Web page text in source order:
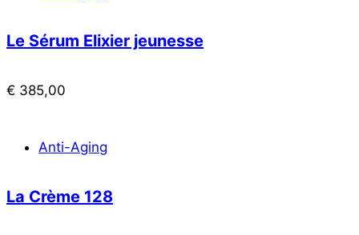
Le Sérum Elixier jeunesse
€ 385,00
Anti-Aging
La Crème 128